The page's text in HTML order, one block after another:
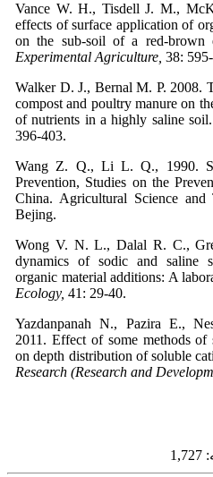
Vance W. H., Tisdell J. M.,
effects of surface application of
on the sub-soil of a red-brown
Experimental Agriculture, 38:
Walker D. J., Bernal M. P. 2008.
compost and poultry manure on
of nutrients in a highly saline soil.
396-403.
Wang Z. Q., Li L. Q., 1990.
Prevention, Studies on the
China. Agricultural Science and
Bejing.
Wong V. N. L., Dalal R. C.,
dynamics of sodic and saline
organic material additions: A
Ecology, 41: 29-40.
Yazdanpanah N., Pazira E.,
2011. Effect of some methods of
on depth distribution of soluble
Research (Research and